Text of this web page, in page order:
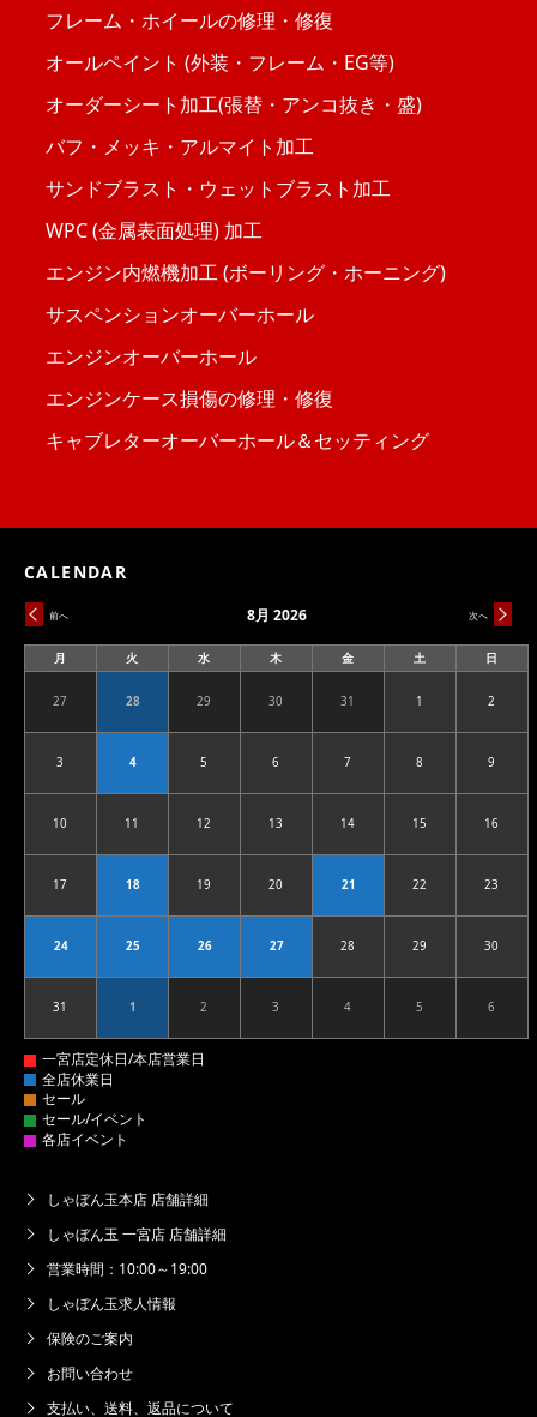
フレーム・ホイールの修理・修復
オールペイント (外装・フレーム・EG等)
オーダーシート加工(張替・アンコ抜き・盛)
バフ・メッキ・アルマイト加工
サンドブラスト・ウェットブラスト加工
WPC (金属表面処理) 加工
エンジン内燃機加工 (ボーリング・ホーニング)
サスペンションオーバーホール
エンジンオーバーホール
エンジンケース損傷の修理・修復
キャブレターオーバーホール＆セッティング
CALENDAR
前へ 次へ
8月 2026
月
曜
火
曜
水
曜
木
曜
金
曜
土
曜
日
曜
272026.07.27 282026.07.28 292026.07.29 302026.07.30 312026.07.31 12026.08.01 2
32026.08.03 42026.08.04 52026.08.05 62026.08.06 72026.08.07 82026.08.08 9
102026.08.10 112026.08.11 122026.08.12 132026.08.13 142026.08.14 152026.08.15 16
172026.08.17 182026.08.18 192026.08.19 202026.08.20 212026.08.21 222026.08.22 23
242026.08.24 252026.08.25 262026.08.26 272026.08.27 282026.08.28 292026.08.29 30
312026.08.31 12026.09.01 22026.09.02 32026.09.03 42026.09.04 52026.09.05 6
しゃぼん玉本店 店舗詳細
しゃぼん玉 一宮店 店舗詳細
営業時間：10:00～19:00
しゃぼん玉求人情報
保険のご案内
お問い合わせ
支払い、送料、返品について